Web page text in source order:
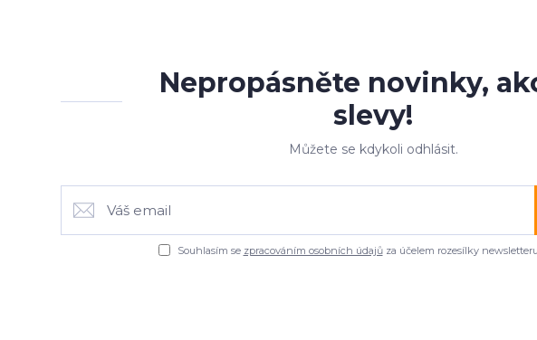
Nepropásněte novinky,
slevy!
Můžete se kdykoli odhlásit.
Souhlasím se zpracováním osobních údajůza účelem rozesílky